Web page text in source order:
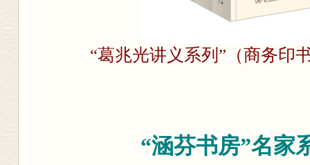
“葛兆光讲义系列”（商务印
“涵芬书房”名家